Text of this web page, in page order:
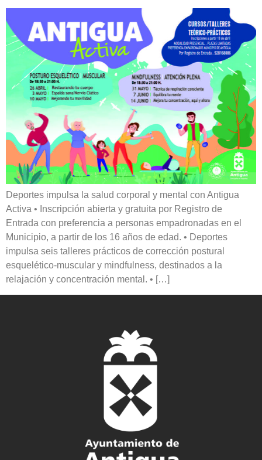
Deportes impulsa la salud corporal y mental con Antigua
Activa • Inscripción abierta y gratuita por Registro de
Entrada con preferencia a personas empadronadas en el
Municipio, a partir de los 16 años de edad. • Deportes
impulsa seis talleres prácticos de corrección postural
esquelético-muscular y mindfulness, destinados a la
relajación y concentración mental. • […]